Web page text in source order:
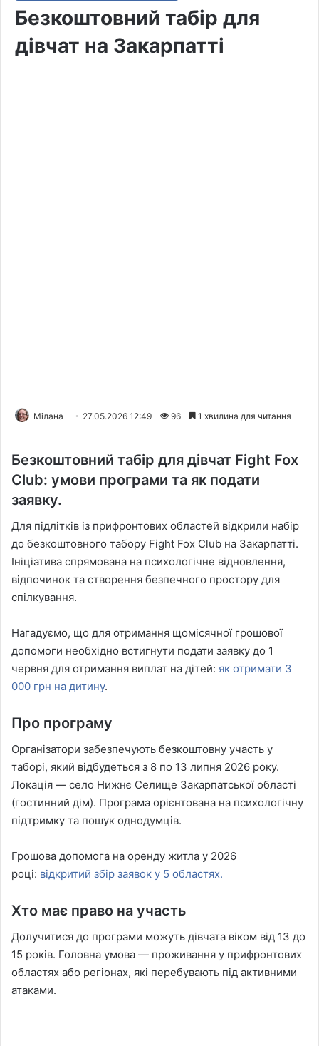
Безкоштовний табір для
дівчат на Закарпатті
Мілана 27.05.2026 12:49 96 1 хвилина для читання
Безкоштовний табір для дівчат Fight Fox
Club: умови програми та як подати
заявку.
Для підлітків із прифронтових областей відкрили набір
до безкоштовного табору Fight Fox Club на Закарпатті.
Ініціатива спрямована на психологічне відновлення,
відпочинок та створення безпечного простору для
спілкування.
Нагадуємо, що для отримання щомісячної грошової
допомоги необхідно встигнути подати заявку до 1
червня для отримання виплат на дітей: як отримати 3
000 грн на дитину.
Про програму
Організатори забезпечують безкоштовну участь у
таборі, який відбудеться з 8 по 13 липня 2026 року.
Локація — село Нижнє Селище Закарпатської області
(гостинний дім). Програма орієнтована на психологічну
підтримку та пошук однодумців.
Грошова допомога на оренду житла у 2026
році: відкритий збір заявок у 5 областях.
Хто має право на участь
Долучитися до програми можуть дівчата віком від 13 до
15 років. Головна умова — проживання у прифронтових
областях або регіонах, які перебувають під активними
атаками.